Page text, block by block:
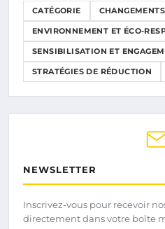
CATÉGORIE
ENVIRONNEMENT ET ÉCO-
SENSIBILISATION ET
STRATÉGIES DE RÉDUCTION
NEWSLETTER
Inscrivez-vous pour recevoir
directement dans votre boîte